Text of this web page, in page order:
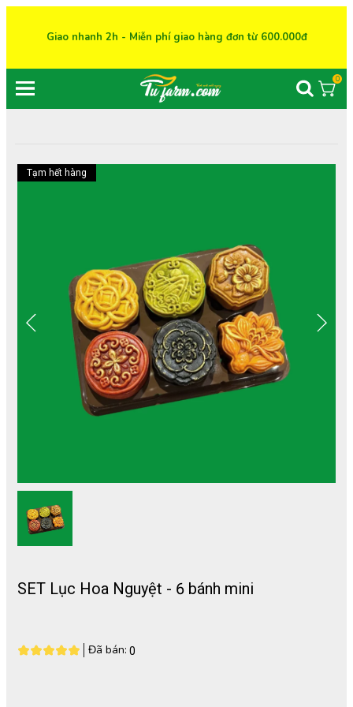
Giao nhanh 2h - Miễn phí giao hàng đơn từ 600.000đ
0
SET Lục Hoa Nguyệt - 6 bánh mini
0
Đã bán:
Tạm hết hàng